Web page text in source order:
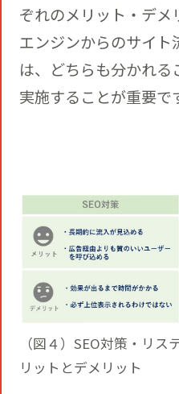
ぞれのメリット・デメ
エンジンからのサイ
は、どちらも分かれる
実施することが重要で
（図４）SEO対策・リ
リットとデメリット